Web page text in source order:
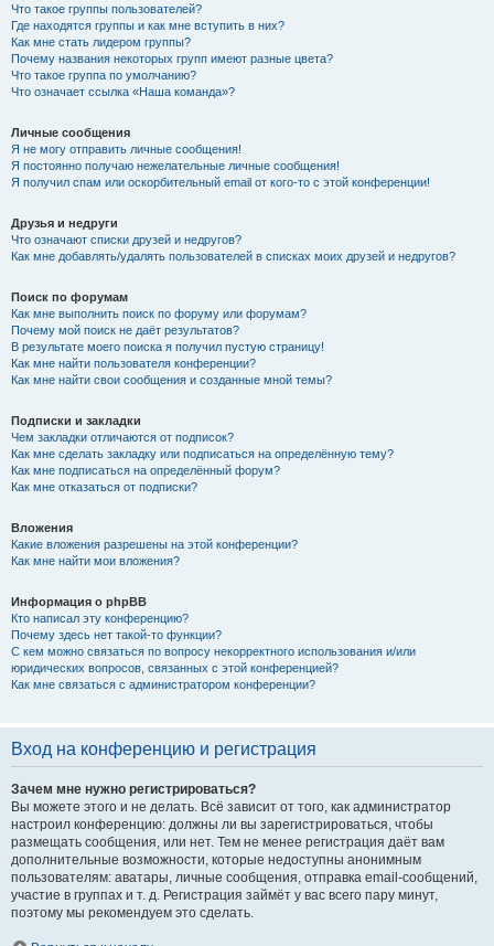
Что такое группы пользователей?
Где находятся группы и как мне вступить в них?
Как мне стать лидером группы?
Почему названия некоторых групп имеют разные цвета?
Что такое группа по умолчанию?
Что означает ссылка «Наша команда»?
Личные сообщения
Я не могу отправить личные сообщения!
Я постоянно получаю нежелательные личные сообщения!
Я получил спам или оскорбительный email от кого-то с этой конференции!
Друзья и недруги
Что означают списки друзей и недругов?
Как мне добавлять/удалять пользователей в списках моих друзей и недругов?
Поиск по форумам
Как мне выполнить поиск по форуму или форумам?
Почему мой поиск не даёт результатов?
В результате моего поиска я получил пустую страницу!
Как мне найти пользователя конференции?
Как мне найти свои сообщения и созданные мной темы?
Подписки и закладки
Чем закладки отличаются от подписок?
Как мне сделать закладку или подписаться на определённую тему?
Как мне подписаться на определённый форум?
Как мне отказаться от подписки?
Вложения
Какие вложения разрешены на этой конференции?
Как мне найти мои вложения?
Информация о phpBB
Кто написал эту конференцию?
Почему здесь нет такой-то функции?
С кем можно связаться по вопросу некорректного использования и/или
юридических вопросов, связанных с этой конференцией?
Как мне связаться с администратором конференции?
Вход на конференцию и регистрация
Зачем мне нужно регистрироваться?
Вы можете этого и не делать. Всё зависит от того, как администратор
настроил конференцию: должны ли вы зарегистрироваться, чтобы
размещать сообщения, или нет. Тем не менее регистрация даёт вам
дополнительные возможности, которые недоступны анонимным
пользователям: аватары, личные сообщения, отправка email-сообщений,
участие в группах и т. д. Регистрация займёт у вас всего пару минут,
поэтому мы рекомендуем это сделать.